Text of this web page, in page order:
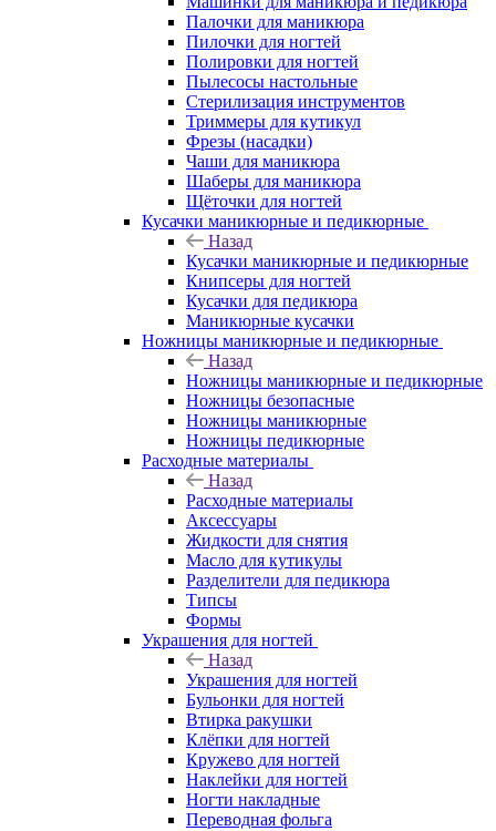
Палочки для маникюра
Пилочки для ногтей
Полировки для ногтей
Пылесосы настольные
Стерилизация инструментов
Триммеры для кутикул
Фрезы (насадки)
Чаши для маникюра
Шаберы для маникюра
Щёточки для ногтей
Кусачки маникюрные и педикюрные
Назад
Кусачки маникюрные и педикюрные
Книпсеры для ногтей
Кусачки для педикюра
Маникюрные кусачки
Ножницы маникюрные и педикюрные
Назад
Ножницы маникюрные и педикюрные
Ножницы безопасные
Ножницы маникюрные
Ножницы педикюрные
Расходные материалы
Назад
Расходные материалы
Аксессуары
Жидкости для снятия
Масло для кутикулы
Разделители для педикюра
Типсы
Формы
Украшения для ногтей
Назад
Украшения для ногтей
Бульонки для ногтей
Втирка ракушки
Клёпки для ногтей
Кружево для ногтей
Наклейки для ногтей
Ногти накладные
Переводная фольга